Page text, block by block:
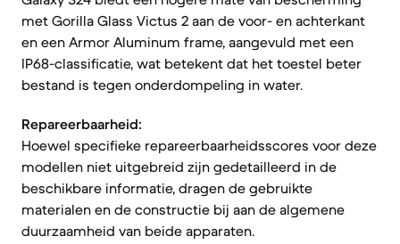
met Gorilla Glass Victus 2 aan de voor- en achterkant
en een Armor Aluminum frame, aangevuld met een
IP68-classificatie, wat betekent dat het toestel beter
bestand is tegen onderdompeling in water.
Repareerbaarheid:
Hoewel specifieke repareerbaarheidsscores voor deze
modellen niet uitgebreid zijn gedetailleerd in de
beschikbare informatie, dragen de gebruikte
materialen en de constructie bij aan de algemene
duurzaamheid van beide apparaten.